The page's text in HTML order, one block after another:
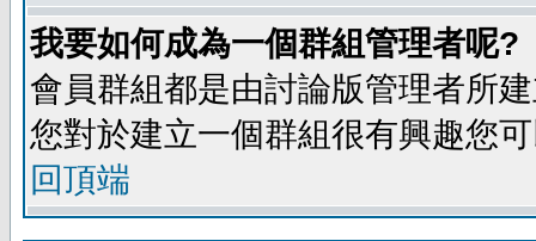
我要如何成為一個群組管理者呢?
會員群組都是由討論版管理者所
您對於建立一個群組很有興趣您
回頂端